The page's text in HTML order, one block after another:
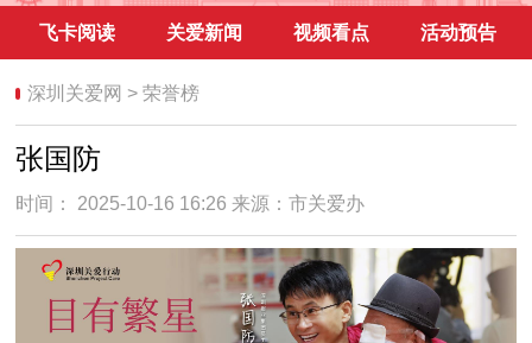
飞卡阅读 关爱新闻 视频看点 活动预告
深圳关爱网 >荣誉榜
张国防
时间： 2025-10-16 16:26 来源：市关爱办